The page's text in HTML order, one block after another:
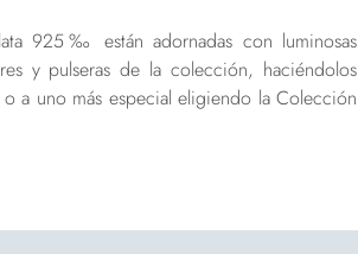
925‰ están adornadas con luminosas
y pulseras de la colección, haciéndolos
a uno más especial eligiendo la Colección